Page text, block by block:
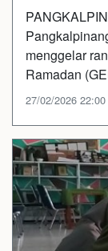
menggelar
Ramadan
27/02/2026